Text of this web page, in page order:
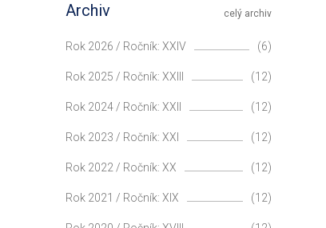
celý archiv
Archiv
Rok 2026 / Ročník: XXIV (6)
Rok 2025 / Ročník: XXIII (12)
Rok 2024 / Ročník: XXII (12)
Rok 2023 / Ročník: XXI (12)
Rok 2022 / Ročník: XX (12)
Rok 2021 / Ročník: XIX (12)